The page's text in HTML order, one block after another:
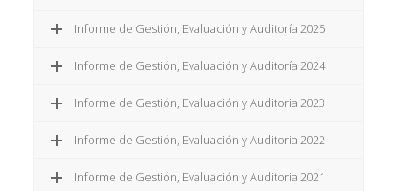
Informe de Gestión, Evaluación y Auditoría 2025
Informe de Gestión, Evaluación y Auditoría 2024
Informe de Gestión, Evaluación y Auditoria 2023
Informe de Gestión, Evaluación y Auditoria 2022
Informe de Gestión, Evaluación y Auditoria 2021